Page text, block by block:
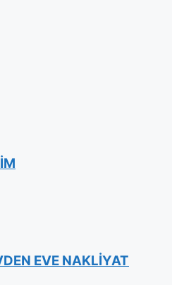
EVE NAKLİYAT